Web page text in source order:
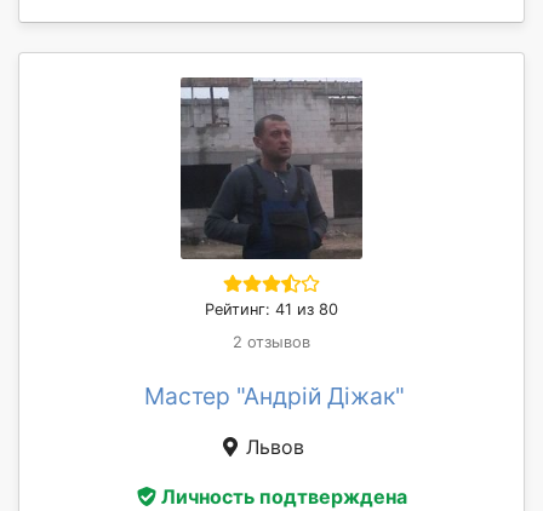
Рейтинг: 41 из 80
2 отзывов
Мастер "Андрій Діжак"
Львов
Личность подтверждена